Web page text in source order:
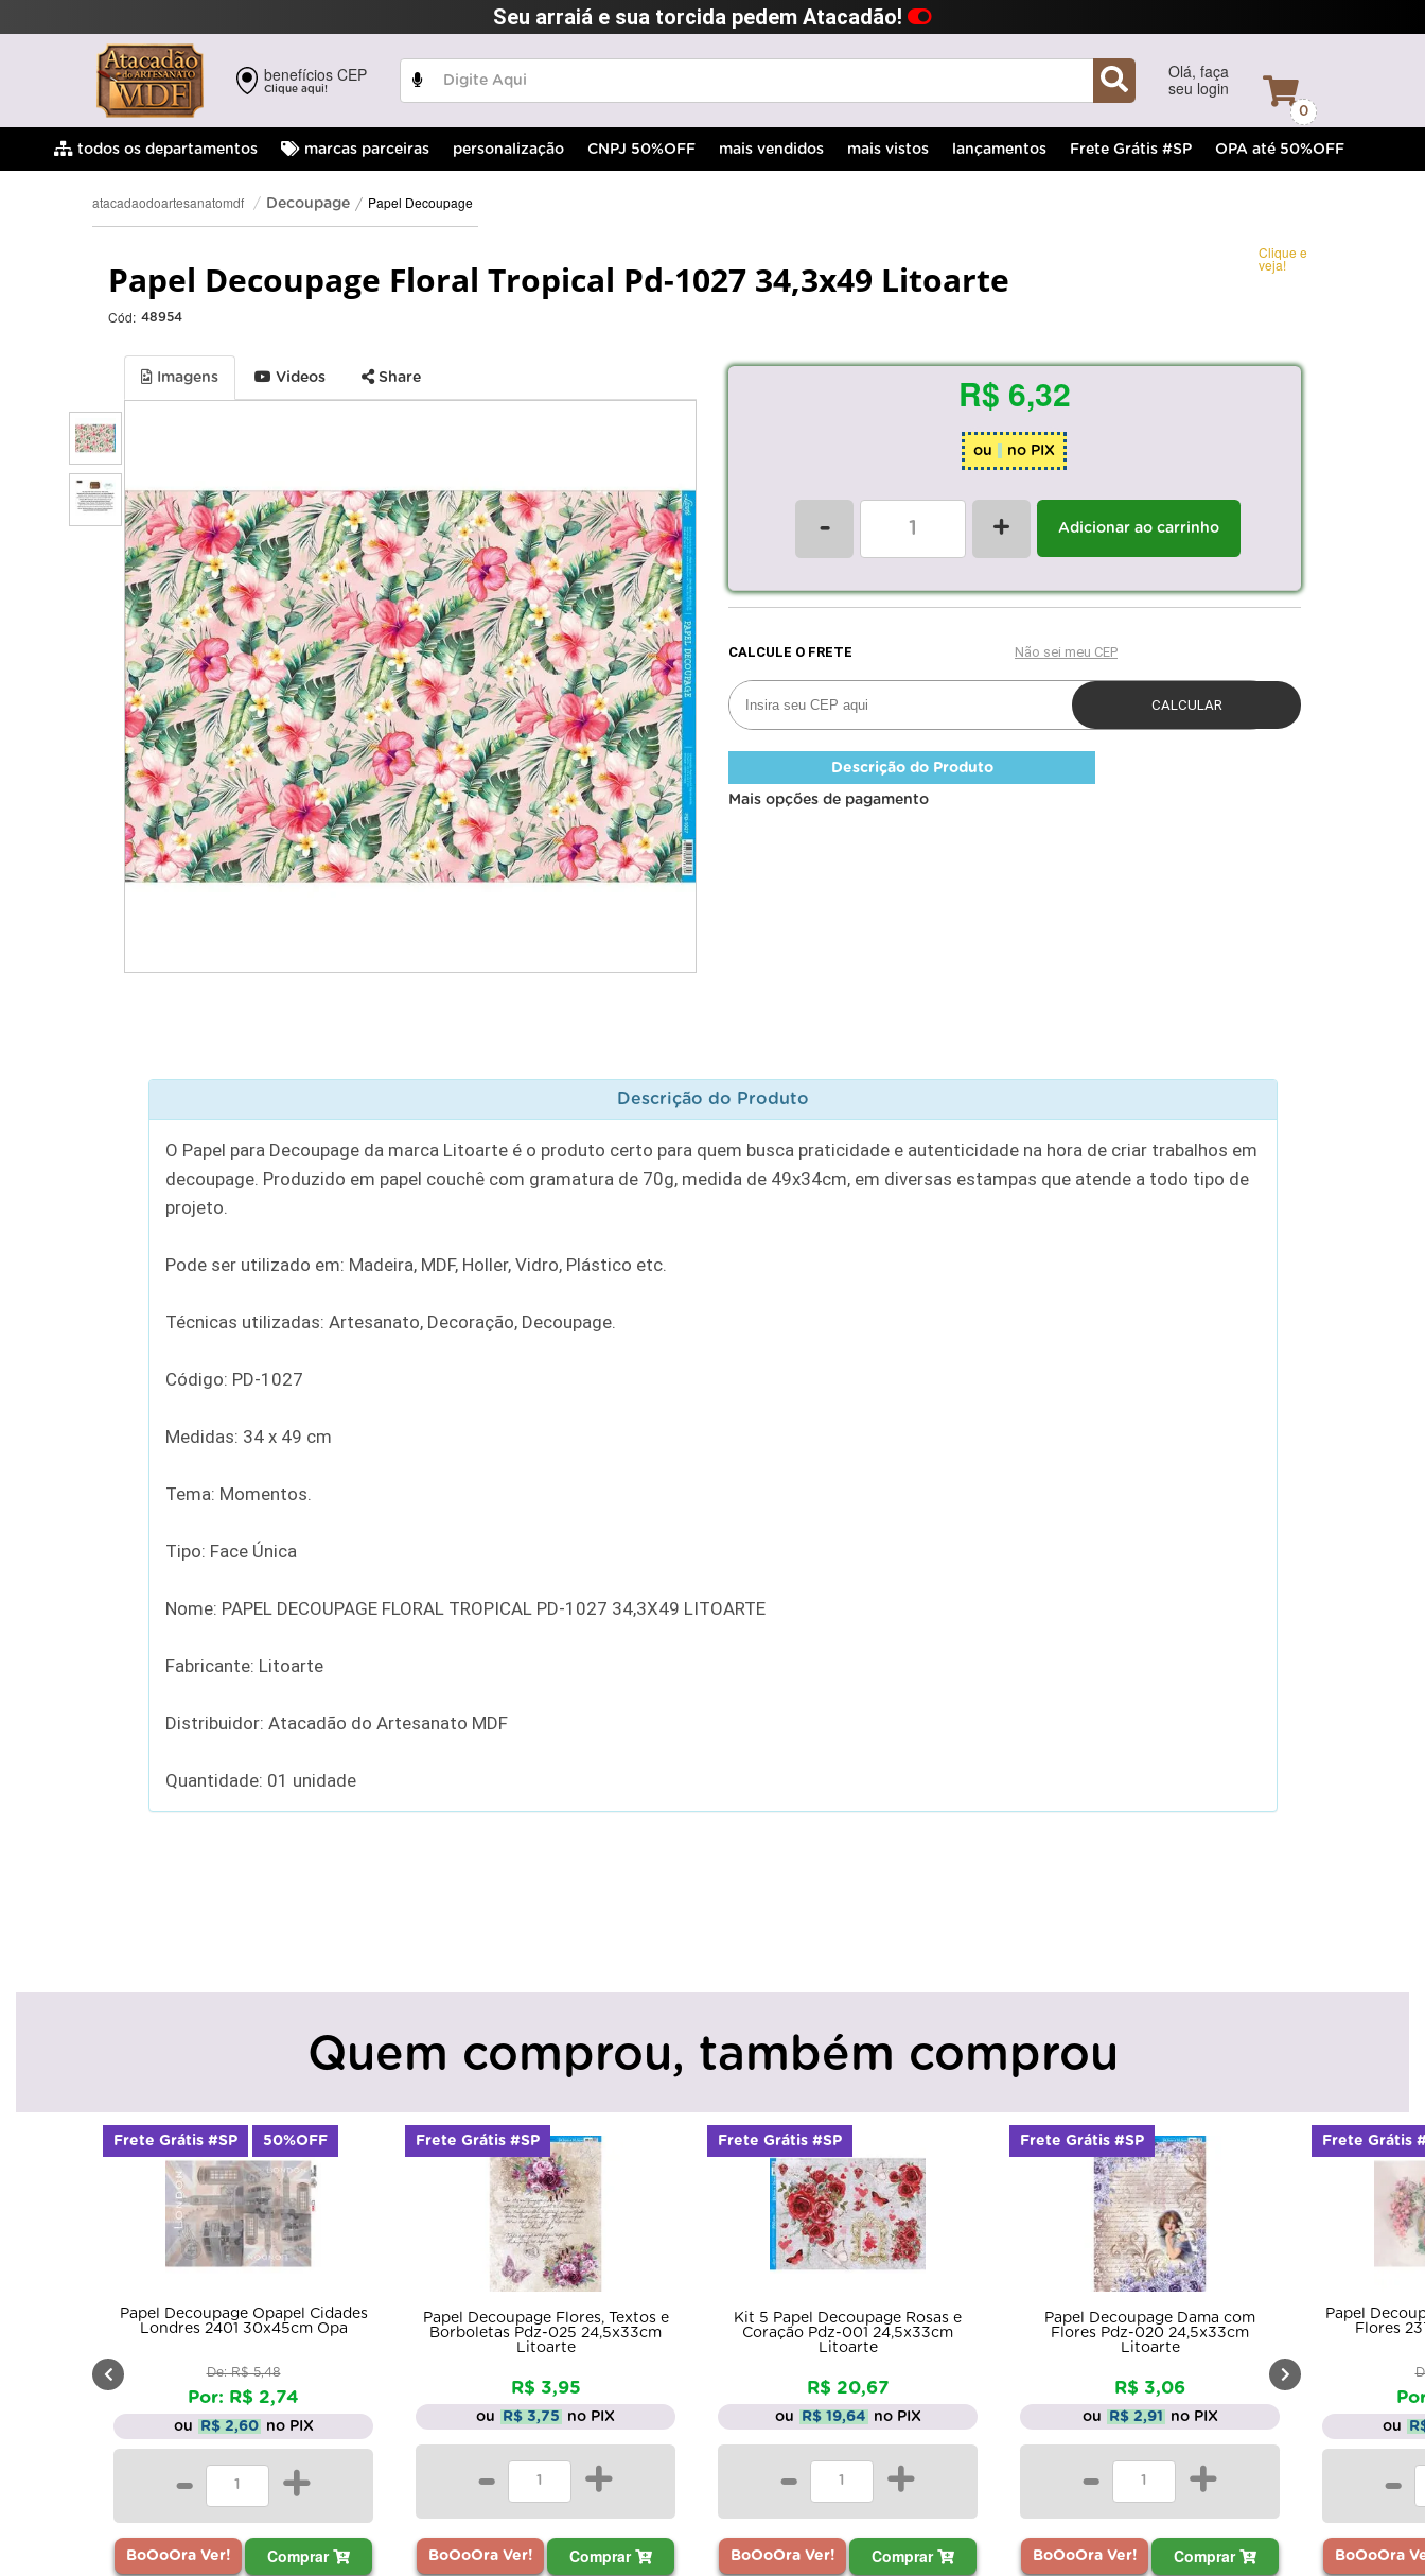
Seu arraiá e sua torcida pedem Atacadão!
benefícios CEP
Clique aqui!
Olá, faça
seu login
0
todos os departamentos marcas parceiras personalização CNPJ 50%OFF mais vendidos mais vistos lançamentos Frete Grátis #SP OPA até 50%OFF
atacadaodoartesanatomdf Decoupage Papel Decoupage
Papel Decoupage Floral Tropical Pd-1027 34,3x49 Litoarte
Cód: 48954
Clique e
veja!
Imagens Videos Share R$ 6,32
ou no PIX
- + Adicionar ao carrinho
Descrição do Produto
Mais opções de pagamento
Descrição do Produto
O Papel para Decoupage da marca Litoarte é o produto certo para quem busca praticidade e autenticidade na hora de criar trabalhos em
decoupage. Produzido em papel couchê com gramatura de 70g, medida de 49x34cm, em diversas estampas que atende a todo tipo de
projeto.
Pode ser utilizado em: Madeira, MDF, Holler, Vidro, Plástico etc.
Técnicas utilizadas: Artesanato, Decoração, Decoupage.
Código: PD-1027
Medidas: 34 x 49 cm
Tema: Momentos.
Tipo: Face Única
Nome: PAPEL DECOUPAGE FLORAL TROPICAL PD-1027 34,3X49 LITOARTE
Fabricante: Litoarte
Distribuidor: Atacadão do Artesanato MDF
Quantidade: 01 unidade
Quem comprou, também comprou
Papel Decoupage Opapel Cidades
Londres 2401 30x45cm Opa
De: R$ 5,48
Por: R$ 2,74
ou R$ 2,60 no PIX
- +
BoOoOra Ver! Comprar
Frete Grátis #SP 50%OFF
Papel Decoupage Flores, Textos e
Borboletas Pdz-025 24,5x33cm
Litoarte
R$ 3,95
ou R$ 3,75 no PIX
- +
BoOoOra Ver! Comprar
Frete Grátis #SP
Kit 5 Papel Decoupage Rosas e
Coração Pdz-001 24,5x33cm
Litoarte
R$ 20,67
ou R$ 19,64 no PIX
- +
BoOoOra Ver! Comprar
Frete Grátis #SP
Papel Decoupage Dama com
Flores Pdz-020 24,5x33cm
Litoarte
R$ 3,06
ou R$ 2,91 no PIX
- +
BoOoOra Ver! Comprar
Frete Grátis #SP
Papel
Flores
ou
-
BoOoOra
Frete Grátis